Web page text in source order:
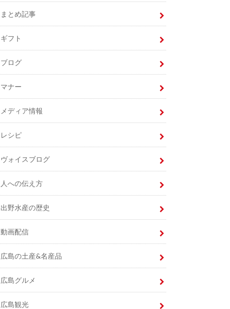
まとめ記事
ギフト
ブログ
マナー
メディア情報
レシピ
ヴォイスブログ
人への伝え方
出野水産の歴史
動画配信
広島の土産&名産品
広島グルメ
広島観光